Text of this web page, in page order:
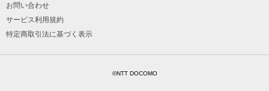
お問い合わせ
サービス利用規約
特定商取引法に基づく表示
©NTT DOCOMO